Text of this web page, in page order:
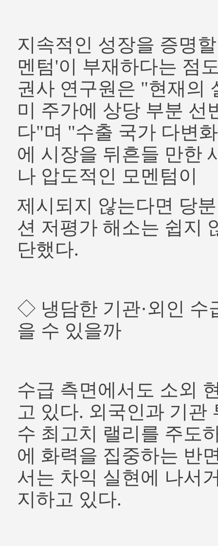
지속적인 성장을 증명
멘텀'이 부재하다는 점
권사 연구원은 "현재의
미 주가에 상당 부분 선
다"며 "수출 국가 다변
에 시장을 뒤흔들 만한
나 압도적인 모멘텀이
제시되지 않는다면 당
션 저평가 해소는 쉽지
단했다.
◇ 냉담한 기관·외인
을 수 있을까
수급 측면에서도 소외
고 있다. 외국인과 기관
수 최고치 랠리를 주도
에 화력을 집중하는 반
서는 차익 실현에 나서
지하고 있다.